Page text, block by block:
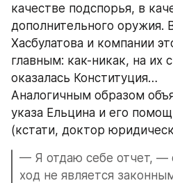
качестве подспорья, в
дополнительного оружия.
Хасбулатова и компании
главным: как-никак, на их
оказалась Конституция…
Аналогичным образом
указа Ельцина и его
(кстати, доктор
— Я отдаю себе отчет, —
ход не является